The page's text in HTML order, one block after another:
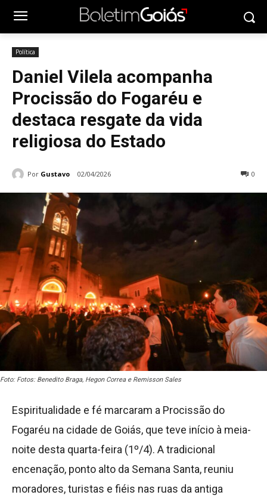
Política
Daniel Vilela acompanha
Procissão do Fogaréu e
destaca resgate da vida
religiosa do Estado
Por Gustavo 02/04/2026 0
Foto: Fotos: Benedito Braga, Hegon Correa e Remisson Sales
Espiritualidade e fé marcaram a Procissão do
Fogaréu na cidade de Goiás, que teve início à meia-
noite desta quarta-feira (1º/4). A tradicional
encenação, ponto alto da Semana Santa, reuniu
moradores, turistas e fiéis nas ruas da antiga